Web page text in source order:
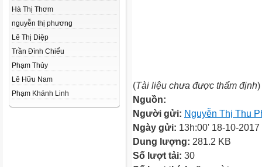
Hà Thị Thơm
nguyễn thị phương
Lê Thị Diệp
Trần Đình Chiểu
Phạm Thủy
Lê Hữu Nam
Phạm Khánh Linh
(Tài liệu chưa được thẩm định)
Nguồn:
Người gửi: Nguyễn Thị Thu
Ngày gửi: 13h:00' 18-10-2017
Dung lượng: 281.2 KB
Số lượt tải: 30